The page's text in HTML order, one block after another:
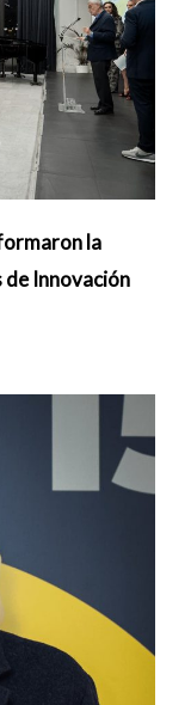
la
Innovación